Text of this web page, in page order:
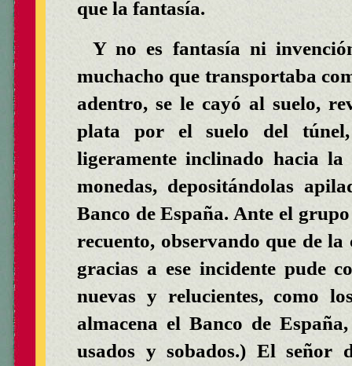
que la fantasía.
Y no es fantasía ni
muchacho que transportaba
adentro, se le cayó al suelo,
plata por el suelo del túnel,
ligeramente inclinado hacia la
monedas, depositándolas
Banco de España. Ante el
recuento, observando que de
gracias a ese incidente pude
nuevas y relucientes, como
almacena el Banco de
usados y sobados.) El señor